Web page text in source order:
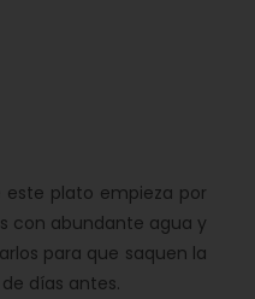
plato empieza por
con abundante agua y
para que saquen la
días antes.